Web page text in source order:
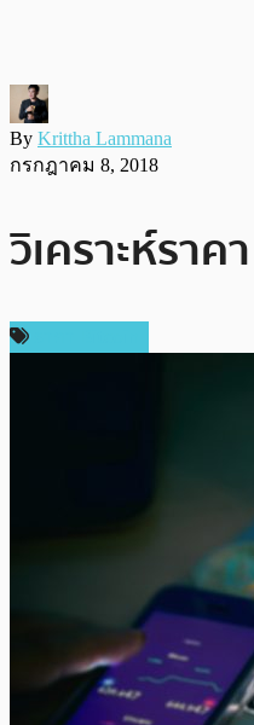
By Krittha Lammana
กรกฎาคม 8, 2018
วิเคราะห์รา